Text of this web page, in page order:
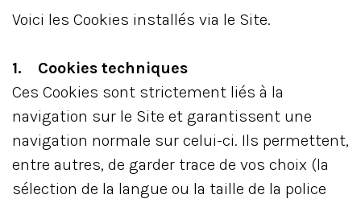
Voici les Cookies installés via le Site.
1. Cookies techniques
Ces Cookies sont strictement liés à la
navigation sur le Site et garantissent une
navigation normale sur celui-ci. Ils permettent,
entre autres, de garder trace de vos choix (la
sélection de la langue ou la taille de la police